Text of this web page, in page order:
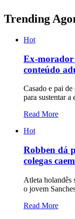
Trending
Hot
Ex-
conteúdo
Casado e pai
para sustentar a
Read More
Hot
Robben dá
colegas
Atleta holandês
o jovem
Read More